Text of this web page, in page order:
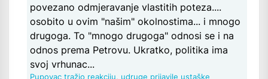
povezano odmjeravanje vlastitih poteza....
osobito u ovim "našim" okolnostima... i mnogo
drugoga. To "mnogo drugoga" odnosi se i na
odnos prema Petrovu. Ukratko, politika ima
svoj vrhunac...
Pupovac tražio reakciju, udruge prijavile ustaške